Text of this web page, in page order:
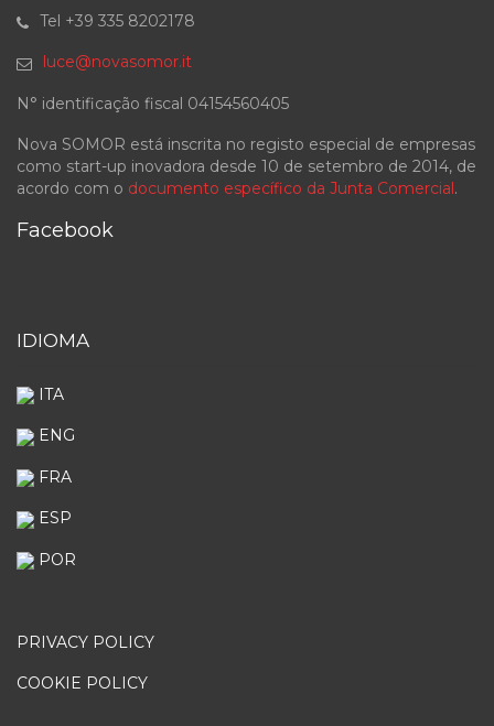
Tel +39 335 8202178
luce@novasomor.it
N° identificação fiscal 04154560405
Nova SOMOR está inscrita no registo especial de empresas
como start-up inovadora desde 10 de setembro de 2014, de
acordo com o documento específico da Junta Comercial .
Facebook
IDIOMA
ITA
ENG
FRA
ESP
POR
PRIVACY POLICY
COOKIE POLICY